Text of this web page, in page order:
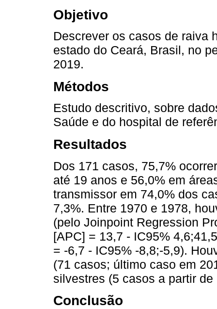
Objetivo
Descrever os casos de raiva
estado do Ceará, Brasil, no
2019.
Métodos
Estudo descritivo, sobre
Saúde e do hospital de
Resultados
Dos 171 casos, 75,7%
até 19 anos e 56,0% em
transmissor em 74,0% dos
7,3%. Entre 1970 e 1978,
(pelo Joinpoint Regression
[APC] = 13,7 - IC95%
= -6,7 - IC95% -8,8;-5,9).
(71 casos; último caso em
silvestres (5 casos a partir de
Conclusão